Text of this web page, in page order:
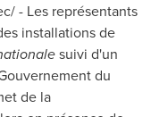
- Les représentants
installations de
suivi d'un
du
de la